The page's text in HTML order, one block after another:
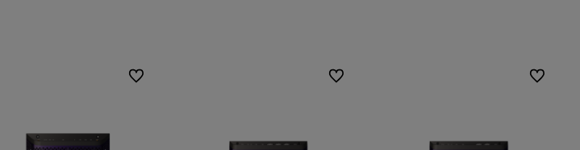
Do ulubionych Do ulubionych Do